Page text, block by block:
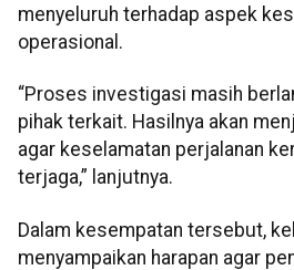
menyeluruh terhadap aspek
operasional.
“Proses investigasi masih
pihak terkait. Hasilnya akan
agar keselamatan perjalanan
terjaga,” lanjutnya.
Dalam kesempatan tersebut,
menyampaikan harapan agar